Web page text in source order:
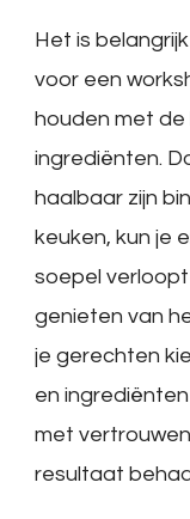
Het is
voor een
houden met
ingrediënten.
haalbaar zijn
keuken, kun je
soepel
genieten van
je gerechten
en
met
resultaat